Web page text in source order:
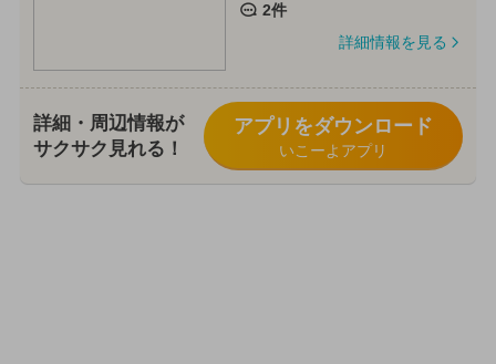
2件
詳細情報を見る
詳細・周辺情報が
サクサク見れる！
アプリをダウンロード
いこーよアプリ